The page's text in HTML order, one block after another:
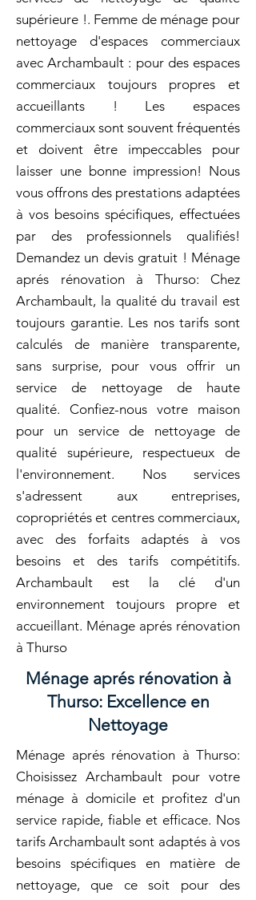
supérieure !. Femme de ménage pour
nettoyage d'espaces commerciaux
avec Archambault : pour des espaces
commerciaux toujours propres et
accueillants ! Les espaces
commerciaux sont souvent fréquentés
et doivent être impeccables pour
laisser une bonne impression! Nous
vous offrons des prestations adaptées
à vos besoins spécifiques, effectuées
par des professionnels qualifiés!
Demandez un devis gratuit ! Ménage
aprés rénovation à Thurso: Chez
Archambault, la qualité du travail est
toujours garantie. Les nos tarifs sont
calculés de manière transparente,
sans surprise, pour vous offrir un
service de nettoyage de haute
qualité. Confiez-nous votre maison
pour un service de nettoyage de
qualité supérieure, respectueux de
l'environnement. Nos services
s'adressent aux entreprises,
copropriétés et centres commerciaux,
avec des forfaits adaptés à vos
besoins et des tarifs compétitifs.
Archambault est la clé d'un
environnement toujours propre et
accueillant. Ménage aprés rénovation
à Thurso
Ménage aprés rénovation à
Thurso: Excellence en
Nettoyage
Ménage aprés rénovation à Thurso:
Choisissez Archambault pour votre
ménage à domicile et profitez d'un
service rapide, fiable et efficace. Nos
tarifs Archambault sont adaptés à vos
besoins spécifiques en matière de
nettoyage, que ce soit pour des